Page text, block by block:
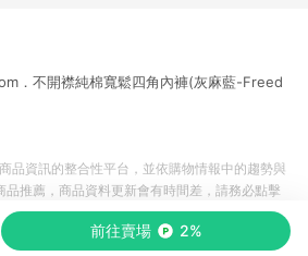
．不開襟純棉寬鬆四角內褲(灰麻藍-Freed
前往賣場 2%
品資訊的整合性平台，並依購物情報中的趨勢與
品推薦，商品資料更新會有時間差，請務必點擊
現售價與購物條件，一切資訊以合作廠商網頁為